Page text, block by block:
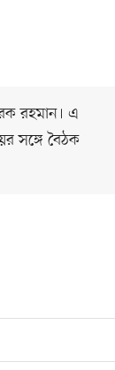
রহমান। এ
সঙ্গে বৈঠক